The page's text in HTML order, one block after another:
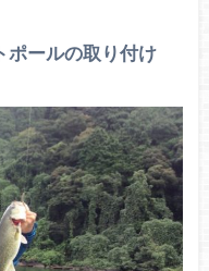
ポールの取り付け